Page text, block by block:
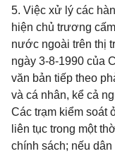
5. Việc xử lý các
hiện chủ trương
nước ngoài trên thị
ngày 3-8-1990 của
văn bản tiếp theo
và cá nhân, kể cả
Các trạm kiểm soát
liên tục trong một
chính sách; nếu